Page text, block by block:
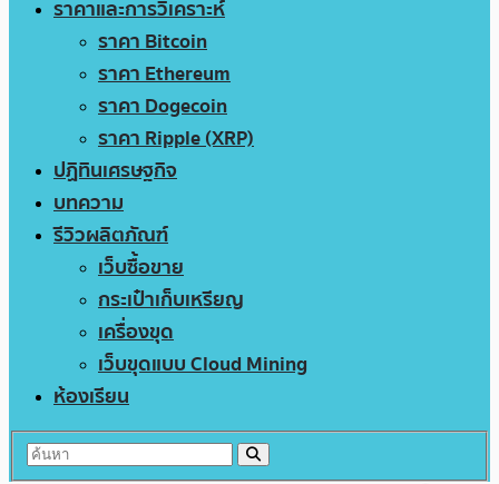
ราคาและการวิเคราะห์
ราคา Bitcoin
ราคา Ethereum
ราคา Dogecoin
ราคา Ripple (XRP)
ปฏิทินเศรษฐกิจ
บทความ
รีวิวผลิตภัณฑ์
เว็บซื้อขาย
กระเป๋าเก็บเหรียญ
เครื่องขุด
เว็บขุดแบบ Cloud Mining
ห้องเรียน